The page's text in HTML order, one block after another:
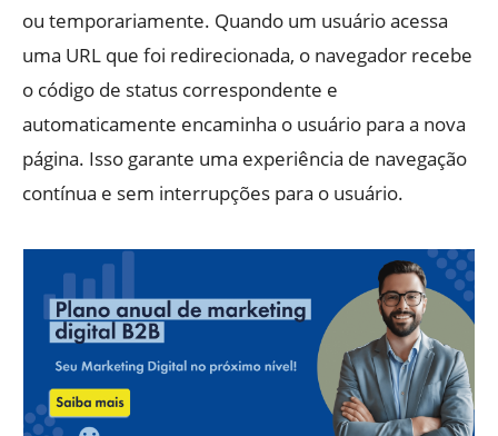
ou temporariamente. Quando um usuário acessa
uma URL que foi redirecionada, o navegador recebe
o código de status correspondente e
automaticamente encaminha o usuário para a nova
página. Isso garante uma experiência de navegação
contínua e sem interrupções para o usuário.